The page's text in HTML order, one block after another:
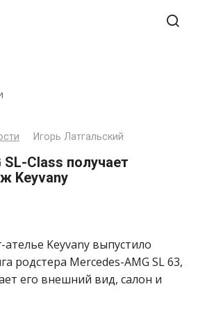
Игорь Латгальский
Class получает
Keyvany
Keyvany выпустило
родстера Mercedes-AMG SL 63,
его внешний вид, салон и